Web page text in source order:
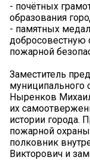
- почётных
образования
- памятных
добросовестную
пожарной
Заместитель
муниципального
Ныренков
их
истории города.
пожарной
полковник
Викторович и